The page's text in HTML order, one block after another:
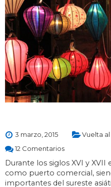
3 marzo, 2015 Vuelta
12 Comentarios
Durante los siglos XVI y XVII
como puerto comercial,
importantes del sureste